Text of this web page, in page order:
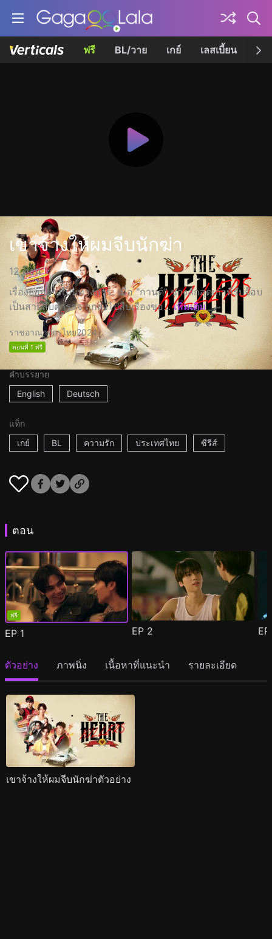
ฟรี BL/วาย เกย์ เลสเบี้ยน เค
เขาจ้างให้ผมจีบนักฆ่า
12 ตอน
เรื่องย่ออย่างเป็นทางการ: เมื่อ "กานต์" ช่างสักสุดเก๋าที่รับจ๊อบ
เป็นสายสืบตำรวจ ถูกส่งไปสืบเรื่องขอ... เพิ่มเติม
ราชอาณาจักรไทย2024
ตอนที่ 1 ฟรี
คำบรรยาย
English
Deutsch
แท็ก
เกย์
BL ความรัก ประเทศไทย ซีรีส์
ตอน
ฟรี
EP 1 EP 2
ตัวอย่าง ภาพนิ่ง เนื้อหาที่แนะนำ รายละเอียด
เขาจ้างให้ผมจีบนักฆ่าตัวอย่าง